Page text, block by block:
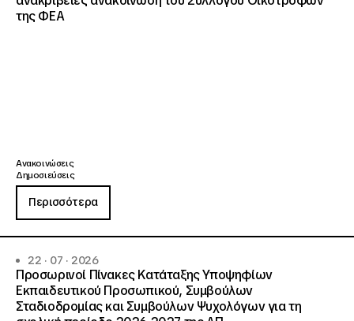
της ΦΕΑ
Ανακοινώσεις
Δημοσιεύσεις
Περισσότερα
22 · 07 · 2026
Προσωρινοί Πίνακες Κατάταξης Υποψηφίων
Εκπαιδευτικού Προσωπικού, Συμβούλων
Σταδιοδρομίας και Συμβούλων Ψυχολόγων για τη